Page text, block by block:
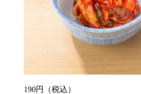
190円 （税込）